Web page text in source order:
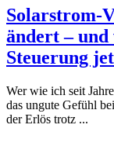
Solarstrom-
ändert –
Steuerung
Wer wie ich seit
das ungute Gefühl
der Erlös trotz ...